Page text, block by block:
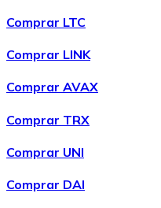
Transferência SEPA
Adicione fundos à
Comprar LTC
Comprar LINK
Comprar AVAX
Comprar TRX
Comprar UNI
Comprar DAI